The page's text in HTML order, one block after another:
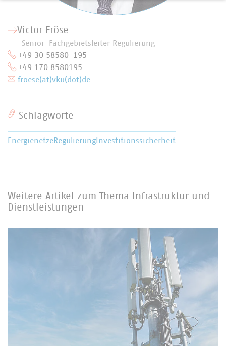
Victor Fröse
Senior-Fachgebietsleiter Regulierung
+49 30 58580-195
+49 170 8580195
froese(at)vku(dot)de
Schlagworte
EnergienetzeRegulierung Investitionssicherheit
Weitere Artikel zum Thema Infrastruktur und
Dienstleistungen